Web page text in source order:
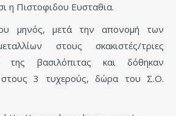
η Πιστοφιδου Ευσταθια.
μηνός, μετά την απονομή των
στους σκακιστές/τριες
της βασιλόπιτας και δόθηκαν
στους 3 τυχερούς, δώρα του Σ.Ο.